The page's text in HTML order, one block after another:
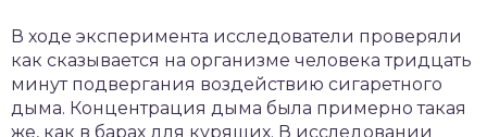
В ходе эксперимента исследователи проверяли
как сказывается на организме человека тридцать
минут подвергания воздействию сигаретного
дыма. Концентрация дыма была примерно такая
же, как в барах для курящих. В исследовании